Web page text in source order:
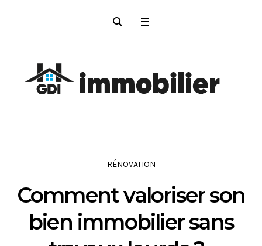
RÉNOVATION
Comment valoriser son
bien immobilier sans